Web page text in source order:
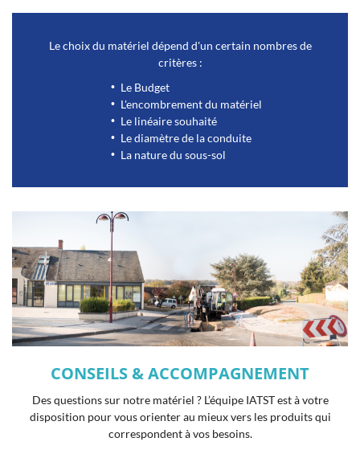
Le choix du matériel dépend d'un certain nombres de
critères :
Le Budget
L'encombrement du matériel
Le linéaire souhaité
Le diamètre de la conduite
La nature du sous-sol
CONSEILS & ACCOMPAGNEMENT
Des questions sur notre matériel ? L’équipe IATST est à votre
disposition pour vous orienter au mieux vers les produits qui
correspondent à vos besoins.